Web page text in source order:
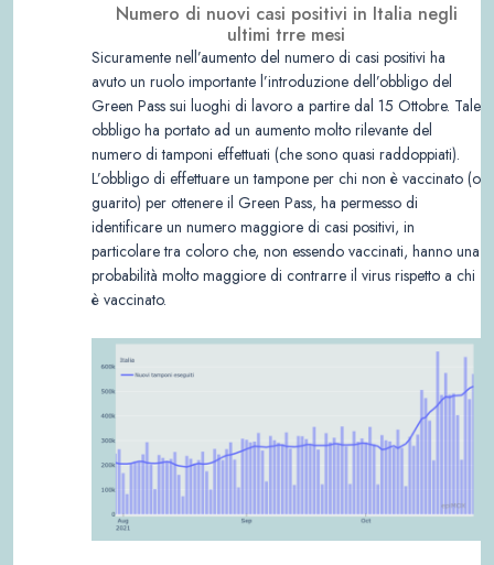
Numero di nuovi casi positivi in Italia negli
ultimi trre mesi
Sicuramente nell’aumento del numero di casi positivi ha
avuto un ruolo importante l’introduzione dell’obbligo del
Green Pass sui luoghi di lavoro a partire dal 15 Ottobre. Tale
obbligo ha portato ad un aumento molto rilevante del
numero di tamponi effettuati (che sono quasi raddoppiati).
L’obbligo di effettuare un tampone per chi non è vaccinato (o
guarito) per ottenere il Green Pass, ha permesso di
identificare un numero maggiore di casi positivi, in
particolare tra coloro che, non essendo vaccinati, hanno una
probabilità molto maggiore di contrarre il virus rispetto a chi
è vaccinato.